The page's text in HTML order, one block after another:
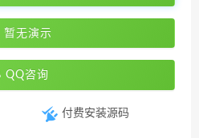
暂无演示
QQ咨询
付费安装源码